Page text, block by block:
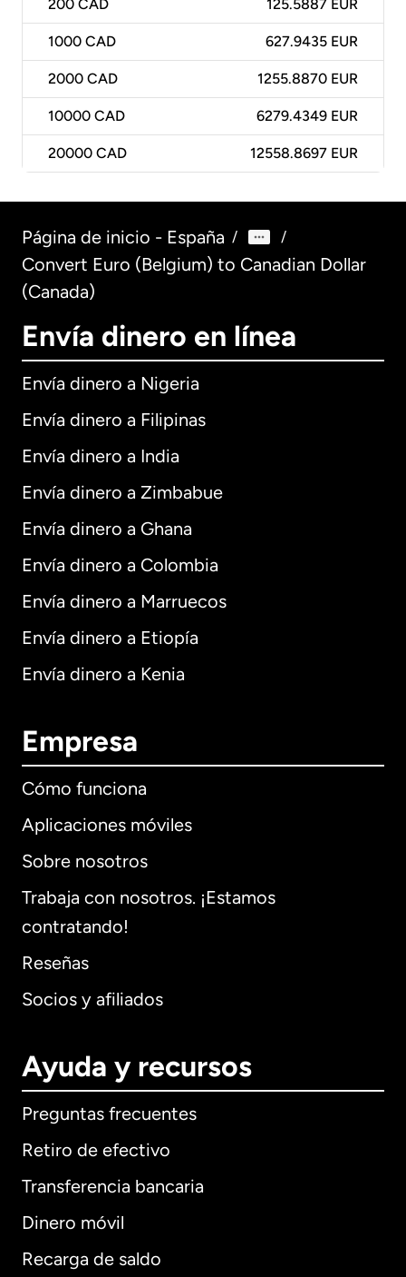
200 CAD 125.5887 EUR
1000 CAD 627.9435 EUR
2000 CAD 1255.8870 EUR
10000 CAD 6279.4349 EUR
20000 CAD 12558.8697 EUR
Página de inicio - España / /
Convert Euro (Belgium) to Canadian Dollar
(Canada)
Envía dinero en línea
Envía dinero a Nigeria
Envía dinero a Filipinas
Envía dinero a India
Envía dinero a Zimbabue
Envía dinero a Ghana
Envía dinero a Colombia
Envía dinero a Marruecos
Envía dinero a Etiopía
Envía dinero a Kenia
Empresa
Cómo funciona
Aplicaciones móviles
Sobre nosotros
Trabaja con nosotros. ¡Estamos
contratando!
Reseñas
Socios y afiliados
Ayuda y recursos
Preguntas frecuentes
Retiro de efectivo
Transferencia bancaria
Dinero móvil
Recarga de saldo